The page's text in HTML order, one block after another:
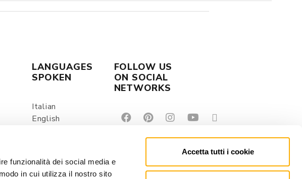
funzionalità dei social media e
in cui utilizza il nostro sito
Accetta tutti i cookie
LANGUAGES
SPOKEN
Italian
English
FOLLOW US
ON SOCIAL
NETWORKS